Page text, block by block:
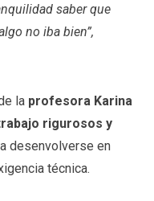
saber que
no iba bien”,
la profesora Karina
rigurosos y
desenvolverse en
técnica.